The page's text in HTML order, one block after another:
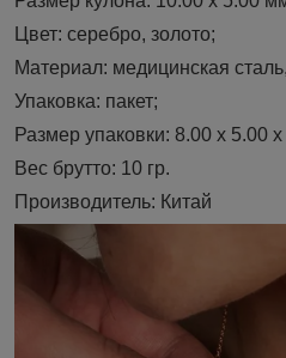
Цвет: серебро, золото;
Материал: медицинская
Упаковка: пакет;
Размер упаковки: 8.00 х 5.00
Вес брутто: 10 гр.
Производитель: Китай